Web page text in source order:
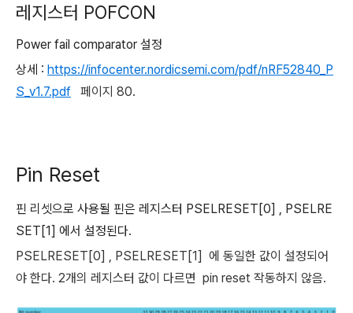
레지스터 POFCON
Power fail comparator 설정
상세 : https://infocenter.nordicsemi.com/pdf/nRF52840_P
S_v1.7.pdf
페이지 80.
Pin Reset
핀 리셋으로 사용될 핀은 레지스터 PSELRESET[0] , PSELRE
SET[1] 에서 설정된다.
PSELRESET[0] , PSELRESET[1] 에 동일한 값이 설정되어
야 한다. 2개의 레지스터 값이 다르면 pin reset 작동하지 않음.